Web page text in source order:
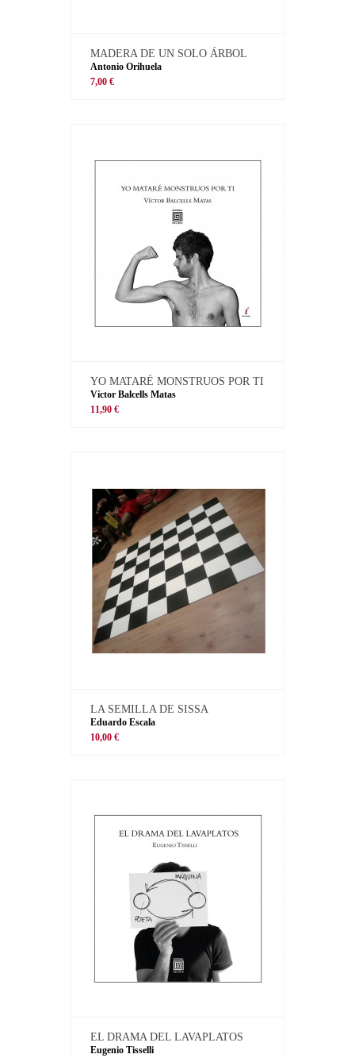
MADERA DE UN SOLO ÁRBOL
Antonio Orihuela
7,00 €
YO MATARÉ MONSTRUOS POR TI
Víctor Balcells Matas
11,90 €
LA SEMILLA DE SISSA
Eduardo Escala
10,00 €
EL DRAMA DEL LAVAPLATOS
Eugenio Tisselli